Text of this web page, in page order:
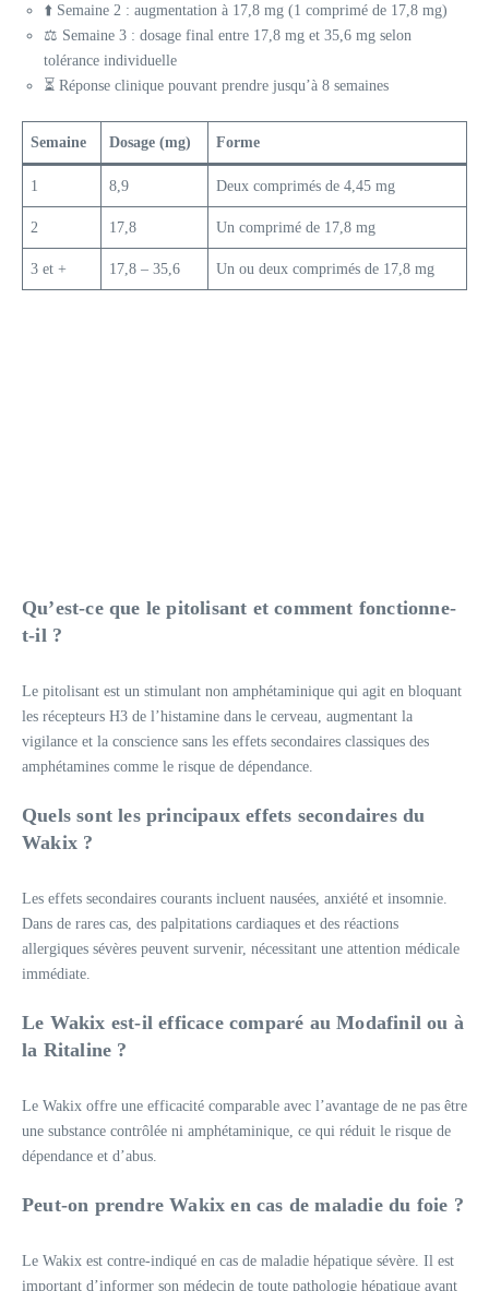
⬆️ Semaine 2 : augmentation à 17,8 mg (1 comprimé de 17,8 mg)
⚖️ Semaine 3 : dosage final entre 17,8 mg et 35,6 mg selon
tolérance individuelle
⏳ Réponse clinique pouvant prendre jusqu’à 8 semaines
Semaine Dosage (mg) Forme
1 8,9 Deux comprimés de 4,45 mg
2 17,8 Un comprimé de 17,8 mg
3 et + 17,8 – 35,6 Un ou deux comprimés de 17,8 mg
Qu’est-ce que le pitolisant et comment fonctionne-
t-il ?
Le pitolisant est un stimulant non amphétaminique qui agit en bloquant
les récepteurs H3 de l’histamine dans le cerveau, augmentant la
vigilance et la conscience sans les effets secondaires classiques des
amphétamines comme le risque de dépendance.
Quels sont les principaux effets secondaires du
Wakix ?
Les effets secondaires courants incluent nausées, anxiété et insomnie.
Dans de rares cas, des palpitations cardiaques et des réactions
allergiques sévères peuvent survenir, nécessitant une attention médicale
immédiate.
Le Wakix est-il efficace comparé au Modafinil ou à
la Ritaline ?
Le Wakix offre une efficacité comparable avec l’avantage de ne pas être
une substance contrôlée ni amphétaminique, ce qui réduit le risque de
dépendance et d’abus.
Peut-on prendre Wakix en cas de maladie du foie ?
Le Wakix est contre-indiqué en cas de maladie hépatique sévère. Il est
important d’informer son médecin de toute pathologie hépatique avant